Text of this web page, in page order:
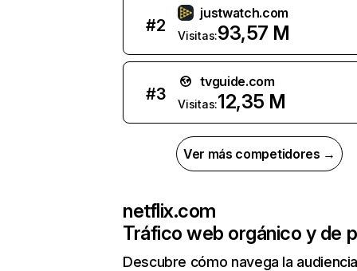
#2
justwatch.com
Visitas:93,57 M
#3
tvguide.com
Visitas:12,35 M
Ver más competidores →
netflix.com
Tráfico web orgánico y de
Descubre cómo navega la